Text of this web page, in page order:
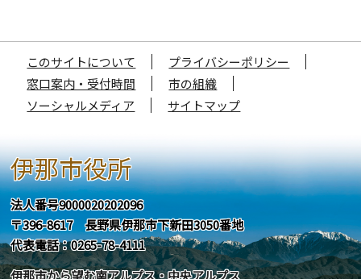
このサイトについて
プライバシーポリシー
窓口案内・受付時間
市の組織
ソーシャルメディア
サイトマップ
伊那市役所
法人番号9000020202096
〒396-8617 長野県伊那市下新田3050番地
代表電話：0265-78-4111
伊那市から望む南アルプス・中央アルプス